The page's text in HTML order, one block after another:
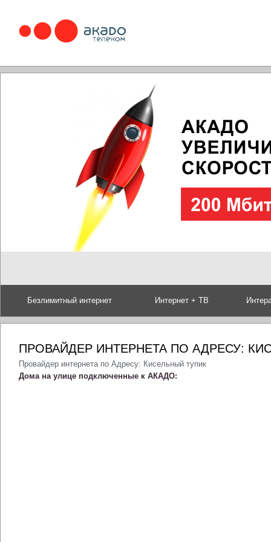
Безлимитный интернет Интернет + ТВ
ПРОВАЙДЕР ИНТЕРНЕТА ПО АДРЕСУ:
Провайдер интернета по Адресу: Кисельный тупик
Дома на улице подключенные к АКАДО: